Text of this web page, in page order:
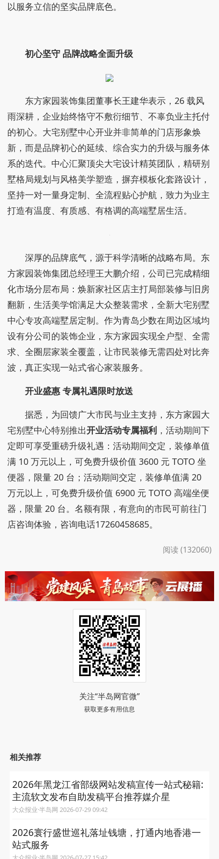
以服务立信的坚实品牌底色。
初心坚守 品牌战略全面升级
东方家园装饰集团董事长王建华表示，26 载风
雨深耕，企业始终恪守不敷衍细节、不辜负业主托付
的初心。大宅别墅中心开业并非简单的门店形象焕
新，而是品牌初心的延续、综合实力的升级与服务体
系的迭代。中心汇聚顶尖大宅设计精英团队，精研别
墅格局规划与风格美学塑造，摒弃模板化套路设计，
坚持一对一量身定制、全流程贴心护航，致力为业主
打造有温度、有质感、有格调的高端墅居生活。
深厚的品牌底气，源于科学清晰的战略布局。东
方家园装饰集团总经理王大鹏介绍，公司已完成精细
化市场分层布局：焕新家社区店主打局部装修与旧房
翻新，生活美学馆满足大众整装需求，全新大宅别墅
中心专攻高端墅居定制。作为青岛少数在周边区域均
设有分公司的装饰企业，东方家园实现全户型、全需
求、全圈层家装全覆盖，让市民装修无需四处对比奔
波，真正实现一站式省心家装服务。
开业盛惠 专属礼遇限时放送
据悉，为回馈广大市民与业主支持，东方家园大
宅别墅中心特别推出开业活动专属福利 ，活动期间下
定即可享受重磅升级礼遇：活动期间交定，装修单值
满 10 万元以上，可免费升级价值 3600 元 TOTO 坐
便器，限量 20 台；活动期间交定，装修单值满 20
万元以上，可免费升级价值 6900 元 TOTO 高端坐便
器，限量 20 台。名额有限，有意向的市民可前往门
店咨询体验，咨询电话17260458685。
阅读 (132060)
关注“半岛网官微”
获取更多有用信息
相关推荐
2026年黑龙江省部级网站发稿宣传一站式秘籍:
主流软文发布自助发稿平台推荐媒介星
大众报业·半岛网 2026-07-29 09:42
2026寰行盛世巡礼落址钱塘，打通内地香港一
站式服务